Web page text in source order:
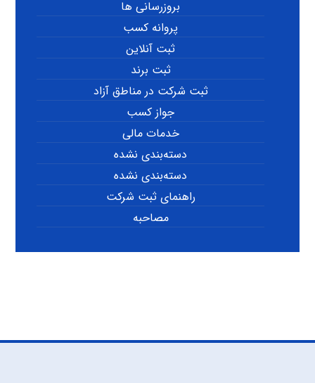
بروزرسانی ها
پروانه کسب
ثبت آنلاین
ثبت برند
ثبت شرکت در مناطق آزاد
جواز کسب
خدمات مالی
دسته‌بندی نشده
دسته‌بندی نشده
راهنمای ثبت شرکت
مصاحبه